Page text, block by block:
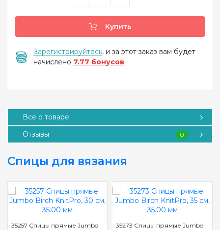
Купить
Зарегистрируйтесь, и за этот заказ вам будет
начислено 7.77 бонусов
Все о товаре
Отзывы
0
Спицы для вязания
35257 Спицы прямые Jumbo
35273 Спицы прямые Jumbo